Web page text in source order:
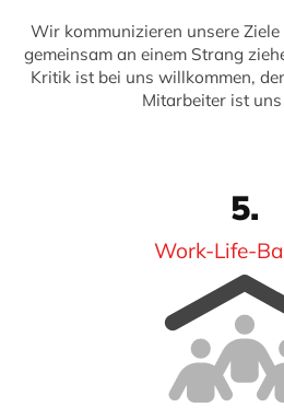
Wir kommunizieren unsere
gemeinsam an einem Strang
Kritik ist bei uns willkommen,
Mitarbeiter ist
5.
Work-Life-